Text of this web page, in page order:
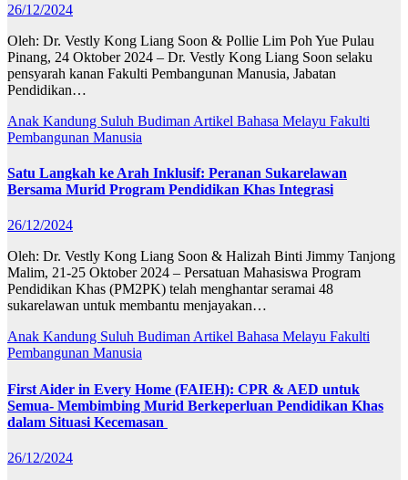
26/12/2024
Oleh: Dr. Vestly Kong Liang Soon & Pollie Lim Poh Yue Pulau
Pinang, 24 Oktober 2024 – Dr. Vestly Kong Liang Soon selaku
pensyarah kanan Fakulti Pembangunan Manusia, Jabatan
Pendidikan…
Anak Kandung Suluh Budiman Artikel Bahasa Melayu Fakulti
Pembangunan Manusia
Satu Langkah ke Arah Inklusif: Peranan Sukarelawan
Bersama Murid Program Pendidikan Khas Integrasi
26/12/2024
Oleh: Dr. Vestly Kong Liang Soon & Halizah Binti Jimmy Tanjong
Malim, 21-25 Oktober 2024 – Persatuan Mahasiswa Program
Pendidikan Khas (PM2PK) telah menghantar seramai 48
sukarelawan untuk membantu menjayakan…
Anak Kandung Suluh BudimanArtikel Bahasa Melayu Fakulti
Pembangunan Manusia
First Aider in Every Home (FAIEH): CPR & AED untuk
Semua- Membimbing Murid Berkeperluan Pendidikan Khas
dalam Situasi Kecemasan
26/12/2024